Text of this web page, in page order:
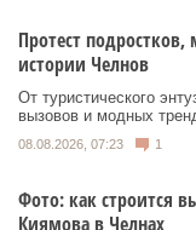
Протест
истории Челнов
От туристического
вызовов и модных
08.08.2026, 07:23 1
Фото: как строится
Киямова в Челнах